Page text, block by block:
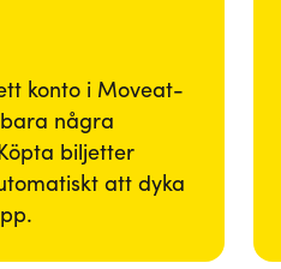
konto i Moveat-
några
biljetter
att dyka